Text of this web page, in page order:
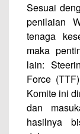
Sesuai
penilaian
tenaga
maka
lain:
Force
Komite ini
dan
hasilnya